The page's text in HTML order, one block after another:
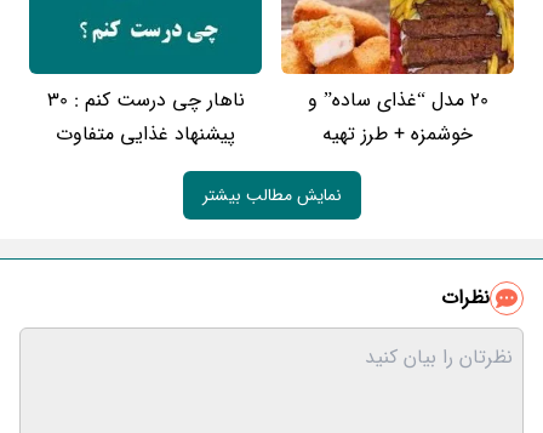
20 مدل “غذای ساده” و
خوشمزه + طرز تهیه
ناهار چی درست کنم : 30
پیشنهاد غذایی متفاوت
نمایش مطالب بیشتر
نظرات